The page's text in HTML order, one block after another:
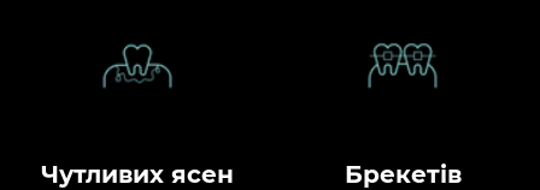
Чутливих ясен Брекетів